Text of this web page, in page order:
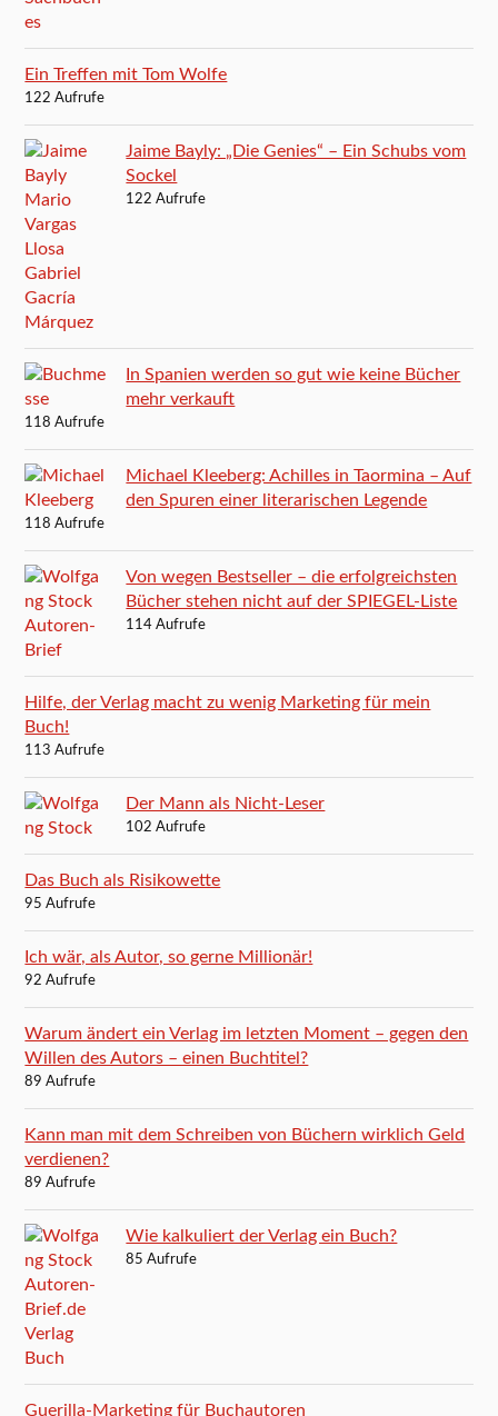
Ein Treffen mit Tom Wolfe
122 Aufrufe
Jaime Bayly: „Die Genies“ – Ein Schubs vom
Sockel
122 Aufrufe
In Spanien werden so gut wie keine Bücher
mehr verkauft
118 Aufrufe
Michael Kleeberg: Achilles in Taormina – Auf
den Spuren einer literarischen Legende
118 Aufrufe
Von wegen Bestseller – die erfolgreichsten
Bücher stehen nicht auf der SPIEGEL-Liste
114 Aufrufe
Hilfe, der Verlag macht zu wenig Marketing für mein
Buch!
113 Aufrufe
Der Mann als Nicht-Leser
102 Aufrufe
Das Buch als Risikowette
95 Aufrufe
Ich wär, als Autor, so gerne Millionär!
92 Aufrufe
Warum ändert ein Verlag im letzten Moment – gegen den
Willen des Autors – einen Buchtitel?
89 Aufrufe
Kann man mit dem Schreiben von Büchern wirklich Geld
verdienen?
89 Aufrufe
Wie kalkuliert der Verlag ein Buch?
85 Aufrufe
Guerilla-Marketing für Buchautoren